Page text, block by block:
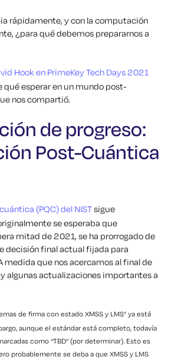
rápidamente, y con la computación
¿para qué debemos prepararnos a
Hook en PrimeKey Tech Days 2021
qué esperar en un mundo post-
nos compartió.
de progreso:
Post-Cuántica
(PQC) del NISTsigue
se esperaba que
mitad de 2021, se ha prorrogado de
decisión final actual fijada para
medida que nos acercamos al final de
algunas actualizaciones importantes a
de firma con estado XMSS y LMS” ya está
aunque el estándar está completo, todavía
como “TBD” (por determinar). Esto es
probablemente se deba a que XMSS y LMS